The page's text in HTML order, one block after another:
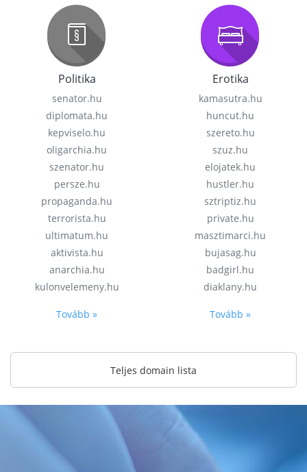
Politika
senator.hu
diplomata.hu
kepviselo.hu
oligarchia.hu
szenator.hu
persze.hu
propaganda.hu
terrorista.hu
ultimatum.hu
aktivista.hu
anarchia.hu
kulonvelemeny.hu
Tovább »
Erotika
kamasutra.hu
huncut.hu
szereto.hu
szuz.hu
elojatek.hu
hustler.hu
sztriptiz.hu
private.hu
masztimarci.hu
bujasag.hu
badgirl.hu
diaklany.hu
Tovább »
Teljes domain lista